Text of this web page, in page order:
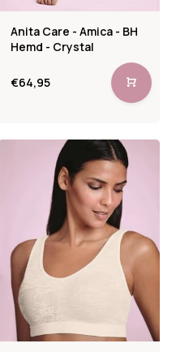
Anita Care - Amica - BH
Hemd - Crystal
€64,95